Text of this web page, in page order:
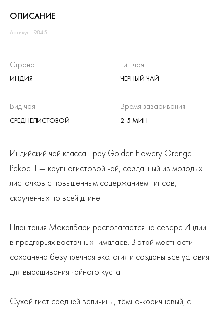
ОПИСАНИЕ
Артикул : 9845
Страна
ИНДИЯ
Тип чая
ЧЕРНЫЙ ЧАЙ
Вид чая
СРЕДНЕЛИСТОВОЙ
Время заваривания
2-5 МИН
Индийский чай класса Tippy Golden Flowery Orange
Pekoe 1 — крупнолистовой чай, созданный из молодых
листочков с повышенным содержанием типсов,
скрученных по всей длине.
Плантация Мокалбари располагается на севере Индии
в предгорьях восточных Гималаев. В этой местности
сохранена безупречная экология и созданы все условия
для выращивания чайного куста.
Сухой лист средней величины, тёмно-коричневый, с